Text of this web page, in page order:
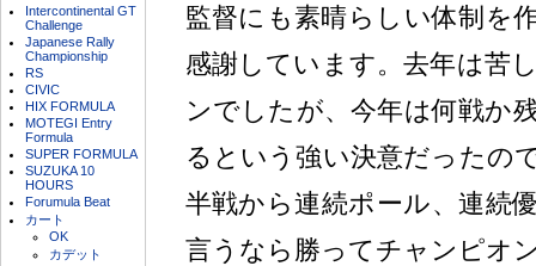
Intercontinental GT
Challenge
Japanese Rally
Championship
RS
CIVIC
HIX FORMULA
MOTEGI Entry
Formula
SUPER FORMULA
SUZUKA 10
HOURS
Forumula Beat
カート
OK
カデット
監督にも素晴らしい体制を
感謝しています。去年は苦
ンでしたが、今年は何戦か
るという強い決意だったの
半戦から連続ポール、連続
言うなら勝ってチャンピオ